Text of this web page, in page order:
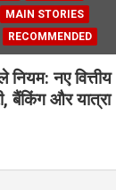
MAIN STORIES
RECOMMENDED
नए वित्तीय
बैंकिंग और यात्रा